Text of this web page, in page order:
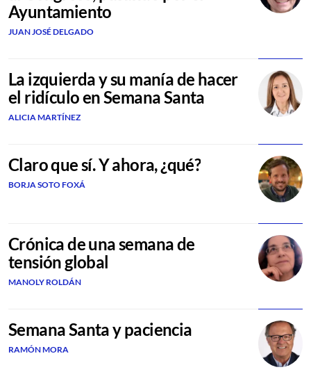
Ayuntamiento
JUAN JOSÉ DELGADO
La izquierda y su manía de hacer
el ridículo en Semana Santa
ALICIA MARTÍNEZ
Claro que sí. Y ahora, ¿qué?
BORJA SOTO FOXÁ
Crónica de una semana de
tensión global
MANOLY ROLDÁN
Semana Santa y paciencia
RAMÓN MORA